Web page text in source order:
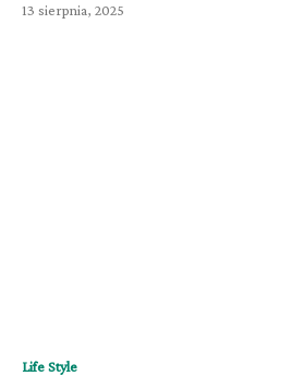
13 sierpnia, 2025
Life Style